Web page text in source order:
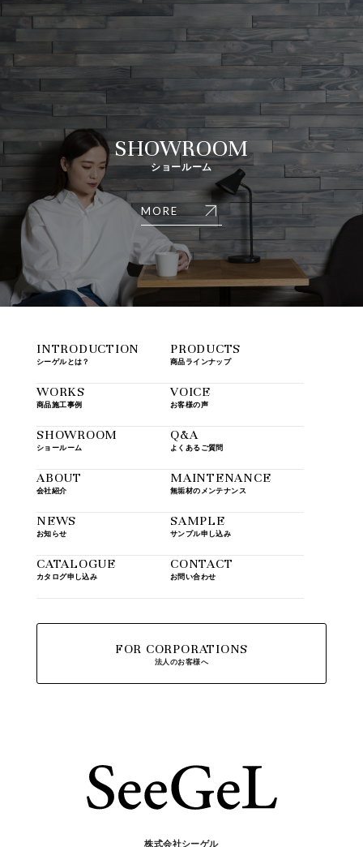
SHOWROOM
ショールーム
MORE
株式会社シーゲル
INTRODUCTION
シーゲルとは？
PRODUCTS
商品ラインナップ
WORKS
商品施工事例
VOICE
お客様の声
SHOWROOM
ショールーム
Q&A
よくあるご質問
ABOUT
会社紹介
MAINTENANCE
無垢材のメンテナンス
NEWS
お知らせ
SAMPLE
サンプル申し込み
CATALOGUE
カタログ申し込み
CONTACT
お問い合わせ
FOR CORPORATIONS
法人のお客様へ